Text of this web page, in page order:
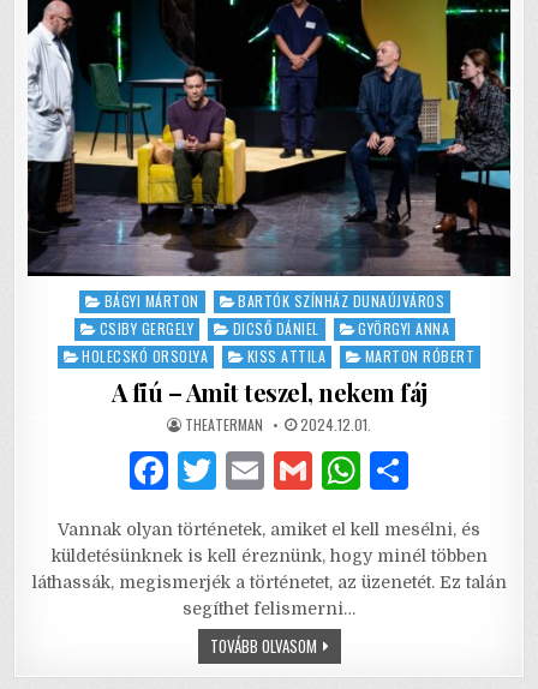
Posted
in
BÁGYI MÁRTON
BARTÓK SZÍNHÁZ DUNAÚJVÁROS
CSIBY GERGELY
DICSŐ DÁNIEL
GYÖRGYI ANNA
HOLECSKÓ ORSOLYA
KISS ATTILA MARTON RÓBERT
A fiú – Amit teszel, nekem fáj
AUTHOR:
THEATERMAN PUBLISHED
DATE:
2024.12.01.
F
c
e
b
T
it
te
r
E
ai
l
G
ai
l
W
at
s
ar
e
Vannak olyan történetek, amiket el kell mesélni, és
küldetésünknek is kell éreznünk, hogy minél többen
láthassák, megismerjék a történetet, az üzenetét. Ez talán
segíthet felismerni…
TOVÁBB OLVASOMA
FIÚ
–